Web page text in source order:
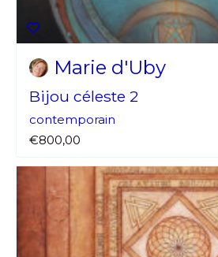
Marie d'Uby
Bijou céleste 2
contemporain
€800,00